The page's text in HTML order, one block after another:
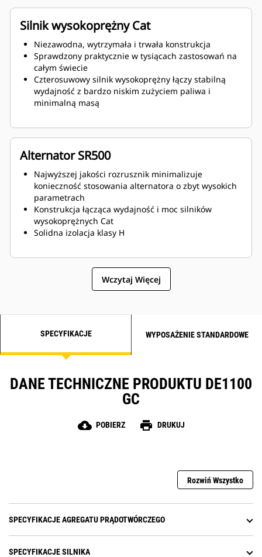
Silnik wysokoprężny Cat
Niezawodna, wytrzymała i trwała konstrukcja
Sprawdzony praktycznie w tysiącach zastosowań na
całym świecie
Czterosuwowy silnik wysokoprężny łączy stabilną
wydajność z bardzo niskim zużyciem paliwa i
minimalną masą
Alternator SR500
Najwyższej jakości rozrusznik minimalizuje
konieczność stosowania alternatora o zbyt wysokich
parametrach
Konstrukcja łącząca wydajność i moc silników
wysokoprężnych Cat
Solidna izolacja klasy H
Wczytaj Więcej
SPECYFIKACJE WYPOSAŻENIE STANDARDOWE
DANE TECHNICZNE PRODUKTU DE1100
GC
cloud_download POBIERZ print DRUKUJ
Rozwiń Wszystko
SPECYFIKACJE AGREGATU PRĄDOTWÓRCZEGO
SPECYFIKACJE SILNIKA